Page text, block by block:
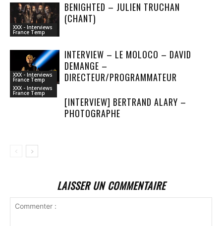
XXX - Interviews
France Temp
BENIGHTED – JULIEN TRUCHAN
(CHANT)
XXX - Interviews
France Temp
INTERVIEW – LE MOLOCO – DAVID
DEMANGE –
DIRECTEUR/PROGRAMMATEUR
XXX - Interviews
France Temp
[INTERVIEW] BERTRAND ALARY –
PHOTOGRAPHE
LAISSER UN COMMENTAIRE